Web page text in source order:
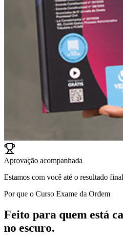
Aprovação acompanhada
Estamos com você até o resultado
Por que o Curso Exame da Ordem
Feito para quem está
no escuro.